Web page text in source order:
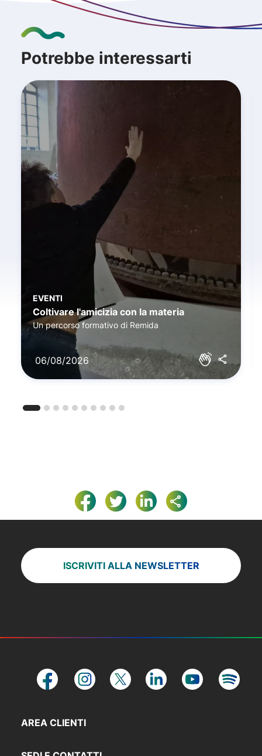
Potrebbe interessarti
EVENTI
Coltivare l'amicizia con la materia
Un percorso formativo di Remida
06/08/2026
ISCRIVITI ALLA NEWSLETTER
AREA CLIENTI